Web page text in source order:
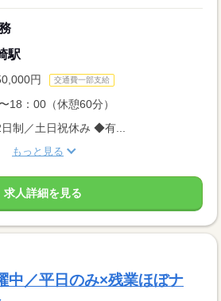
駅
円 交通費一部支給
：00（休憩60分）
制／土日祝休み ◆有...
もっと見る
求人詳細を見る
中／平日のみ×残業ほぼナ